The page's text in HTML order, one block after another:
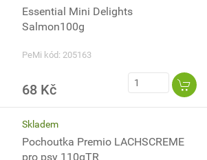
Essential Mini Delights
Salmon100g
PeMi kód: 205163
68 Kč
Skladem
Pochoutka Premio LACHSCREME
pro psy 110gTR